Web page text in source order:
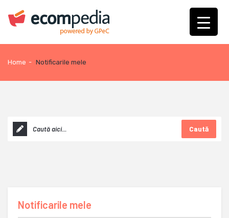
Home - Notificarile mele
Caută
Notificarile mele